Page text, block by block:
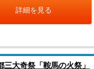
詳細を見る
大奇祭「鞍馬の火祭」